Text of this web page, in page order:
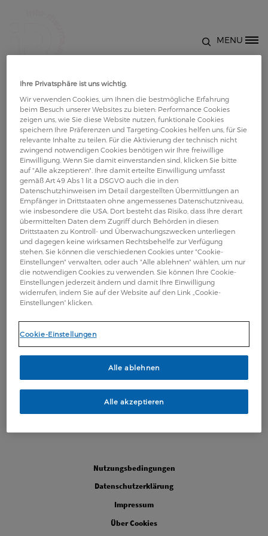
MENU
Vordere
Oberschenkelmuskulatur 07
Nutzungsbedingungen
Datenschutzerklärung
Impressum
Über Cookies
Ihre Privatsphäre ist uns wichtig.
Wir verwenden Cookies, um Ihnen die bestmögliche Erfahrung
beim Besuch unserer Websites zu bieten: Performance Cookies
zeigen uns, wie Sie diese Website nutzen, funktionale Cookies
speichern Ihre Präferenzen und Targeting-Cookies helfen uns, für Sie
relevante Inhalte zu teilen. Für die Aktivierung der technisch nicht
zwingend notwendigen Cookies benötigen wir Ihre freiwillige
Einwilligung. Wenn Sie damit einverstanden sind, klicken Sie bitte
auf "Alle akzeptieren". Ihre damit erteilte Einwilligung umfasst
gemäß Art 49 Abs 1 lit a DSGVO auch die in den
Datenschutzhinweisen im Detail dargestellten Übermittlungen an
Empfänger in Drittstaaten ohne angemessenes Datenschutzniveau,
wie insbesondere die USA. Dort besteht das Risiko, dass Ihre derart
übermittelten Daten dem Zugriff durch Behörden in diesen
Drittstaaten zu Kontroll- und Überwachungszwecken unterliegen
und dagegen keine wirksamen Rechtsbehelfe zur Verfügung
stehen. Sie können die verschiedenen Cookies unter "Cookie-
Einstellungen" verwalten, oder auch "Alle ablehnen" wählen, um nur
die notwendigen Cookies zu verwenden. Sie können Ihre Cookie-
Einstellungen jederzeit ändern und damit Ihre Einwilligung
widerrufen, indem Sie auf der Website auf den Link „Cookie-
Einstellungen“ klicken.
Cookie-Einstellungen
Alle ablehnen
Alle akzeptieren